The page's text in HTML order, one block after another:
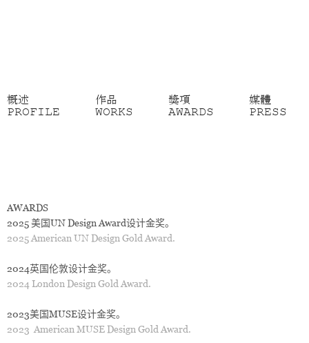
概述
PROFILE
作品
WORKS
獎項
AWARDS
媒體
PRESS
AWARDS
2025美国UN Design Award设计金奖。
2025 American UN Design Gold Award.
2024英国伦敦设计金奖。
2024 London Design Gold Award.
2023美国MUSE设计金奖。
2023 American MUSE Design Gold Award.